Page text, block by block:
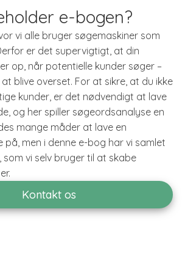
e-bogen?
vi alle bruger søgemaskiner som
er det supervigtigt, at din
op, når potentielle kunder søger –
blive overset. For at sikre, at du ikke
kunder, er det nødvendigt at lave
og her spiller søgeordsanalyse en
mange måder at lave en
på, men i denne e-bog har vi samlet
som vi selv bruger til at skabe
Kontakt os